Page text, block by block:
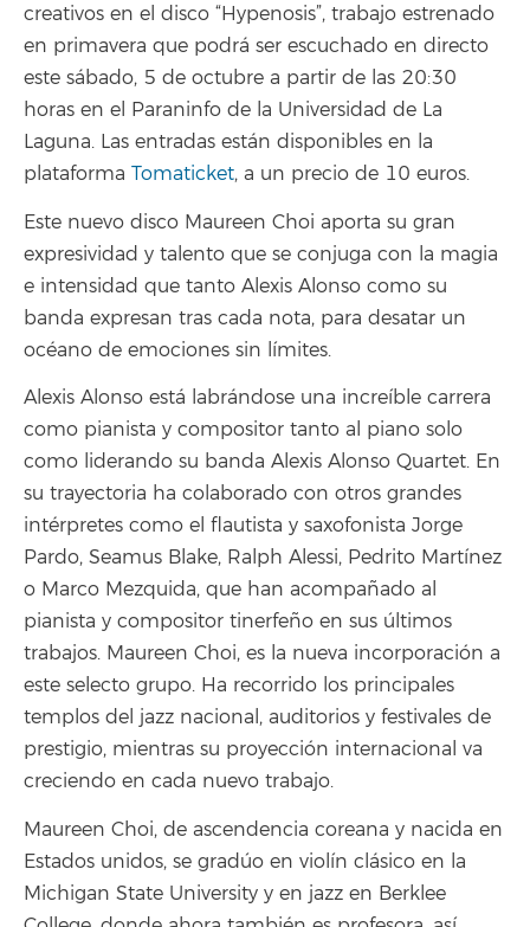
creativos en el disco “Hypenosis”, trabajo estrenado
en primavera que podrá ser escuchado en directo
este sábado, 5 de octubre a partir de las 20:30
horas en el Paraninfo de la Universidad de La
Laguna. Las entradas están disponibles en la
plataforma Tomaticket, a un precio de 10 euros.
Este nuevo disco Maureen Choi aporta su gran
expresividad y talento que se conjuga con la magia
e intensidad que tanto Alexis Alonso como su
banda expresan tras cada nota, para desatar un
océano de emociones sin límites.
Alexis Alonso está labrándose una increíble carrera
como pianista y compositor tanto al piano solo
como liderando su banda Alexis Alonso Quartet. En
su trayectoria ha colaborado con otros grandes
intérpretes como el flautista y saxofonista Jorge
Pardo, Seamus Blake, Ralph Alessi, Pedrito Martínez
o Marco Mezquida, que han acompañado al
pianista y compositor tinerfeño en sus últimos
trabajos. Maureen Choi, es la nueva incorporación a
este selecto grupo. Ha recorrido los principales
templos del jazz nacional, auditorios y festivales de
prestigio, mientras su proyección internacional va
creciendo en cada nuevo trabajo.
Maureen Choi, de ascendencia coreana y nacida en
Estados unidos, se gradúo en violín clásico en la
Michigan State University y en jazz en Berklee